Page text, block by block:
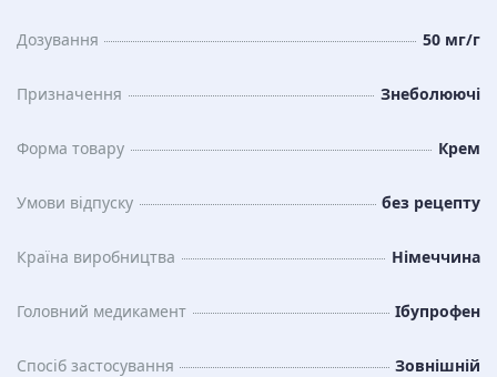
Дозування 50 мг/г
Призначення Знеболюючі
Форма товару Крем
Умови відпуску без рецепту
Країна виробництва Німеччина
Головний медикамент Ібупрофен
Спосіб застосування Зовнішній